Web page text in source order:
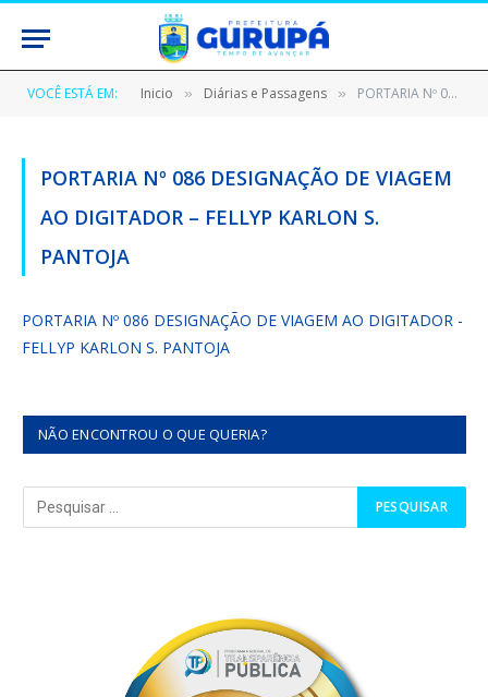
VOCÊ ESTÁ EM: Inicio » Diárias e Passagens » PORTARIA Nº 086 DESIGNAÇÃO DE VIAGEM AO DIGITADOR – FELLYP KARLON S. PANTOJA
PORTARIA Nº 086 DESIGNAÇÃO DE VIAGEM
AO DIGITADOR – FELLYP KARLON S.
PANTOJA
PORTARIA Nº 086 DESIGNAÇÃO DE VIAGEM AO DIGITADOR -
FELLYP KARLON S. PANTOJA
NÃO ENCONTROU O QUE QUERIA?